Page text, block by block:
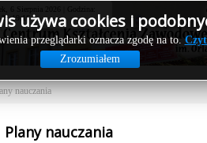
używa cookies i
przeglądarki oznacza zgodę na to.
Zrozumiałem
6 Sierpnia 2026 | Godzina:
21:19:16
nauczania
Plany nauczania